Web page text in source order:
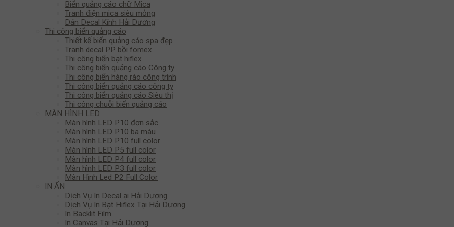
Biển quảng cáo chữ Mica
Tranh điện mica siêu mỏng
Dán Decal Kính Hải Dương
Thi công biển quảng cáo
Thiết kế biển quảng cáo spa đẹp
Tranh decal PP bồi fomex
Thi công biển bạt hiflex
Thi công biển quảng cáo Công ty
Thi công biển hàng rào công trình
Thi công biển quảng cáo công ty
Thi công biển quảng cáo Siêu thị
Thi công chuỗi biển quảng cáo
MÀN HÌNH LED
Màn hình LED P10 đơn sắc
Màn hình LED P10 ba màu
Màn hình LED P10 full color
Màn hình LED P5 full color
Màn hình LED P4 full color
Màn hình LED P3 full color
Màn Hình Led P2 Full Color
IN ẤN
Dịch Vụ In Decal ại Hải Dương
Dịch Vụ In Bạt Hiflex Tại Hải Dương
In Backlit Film
In Canvas Tại Hải Dương